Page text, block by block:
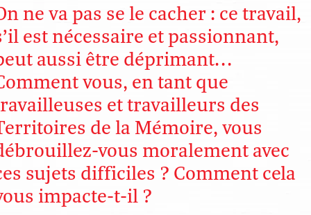
ne va pas se le cacher : ce travail,
est nécessaire et passionnant,
aussi être déprimant…
vous, en tant que
et travailleurs des
de la Mémoire, vous
vous moralement avec
sujets difficiles ? Comment cela
impacte-t-il ?